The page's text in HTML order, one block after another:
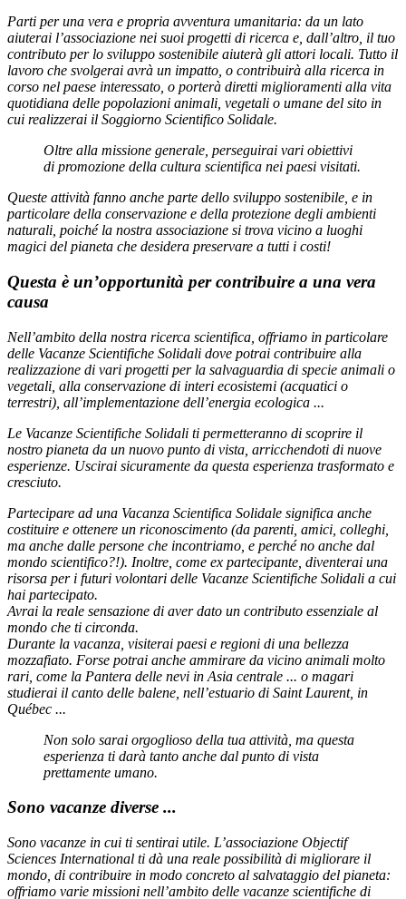
Parti per una vera e propria avventura umanitaria: da un lato
aiuterai l’associazione nei suoi progetti di ricerca e, dall’altro, il tuo
contributo per lo sviluppo sostenibile aiuterà gli attori locali. Tutto il
lavoro che svolgerai avrà un impatto, o contribuirà alla ricerca in
corso nel paese interessato, o porterà diretti miglioramenti alla vita
quotidiana delle popolazioni animali, vegetali o umane del sito in
cui realizzerai il Soggiorno Scientifico Solidale.
Oltre alla missione generale, perseguirai vari obiettivi
di promozione della cultura scientifica nei paesi visitati.
Queste attività fanno anche parte dello sviluppo sostenibile, e in
particolare della conservazione e della protezione degli ambienti
naturali, poiché la nostra associazione si trova vicino a luoghi
magici del pianeta che desidera preservare a tutti i costi!
Questa è un’opportunità per contribuire a una vera
causa
Nell’ambito della nostra ricerca scientifica, offriamo in particolare
delle Vacanze Scientifiche Solidali dove potrai contribuire alla
realizzazione di vari progetti per la salvaguardia di specie animali o
vegetali, alla conservazione di interi ecosistemi (acquatici o
terrestri), all’implementazione dell’energia ecologica ...
Le Vacanze Scientifiche Solidali ti permetteranno di scoprire il
nostro pianeta da un nuovo punto di vista, arricchendoti di nuove
esperienze. Uscirai sicuramente da questa esperienza trasformato e
cresciuto.
Partecipare ad una Vacanza Scientifica Solidale significa anche
costituire e ottenere un riconoscimento (da parenti, amici, colleghi,
ma anche dalle persone che incontriamo, e perché no anche dal
mondo scientifico?!). Inoltre, come ex partecipante, diventerai una
risorsa per i futuri volontari delle Vacanze Scientifiche Solidali a cui
hai partecipato.
Avrai la reale sensazione di aver dato un contributo essenziale al
mondo che ti circonda.
Durante la vacanza, visiterai paesi e regioni di una bellezza
mozzafiato. Forse potrai anche ammirare da vicino animali molto
rari, come la Pantera delle nevi in Asia centrale ... o magari
studierai il canto delle balene, nell’estuario di Saint Laurent, in
Québec ...
Non solo sarai orgoglioso della tua attività, ma questa
esperienza ti darà tanto anche dal punto di vista
prettamente umano.
Sono vacanze diverse ...
Sono vacanze in cui ti sentirai utile. L’associazione Objectif
Sciences International ti dà una reale possibilità di migliorare il
mondo, di contribuire in modo concreto al salvataggio del pianeta:
offriamo varie missioni nell’ambito delle vacanze scientifiche di